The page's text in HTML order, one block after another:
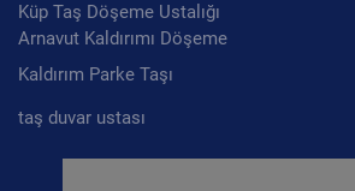
Küp Taş Döşeme Ustalığı
Arnavut Kaldırımı Döşeme
Kaldırım Parke Taşı
taş duvar ustası